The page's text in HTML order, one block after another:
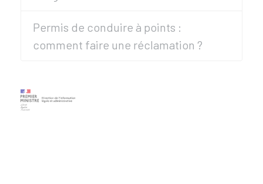
Permis de conduire à points :
comment faire une réclamation ?